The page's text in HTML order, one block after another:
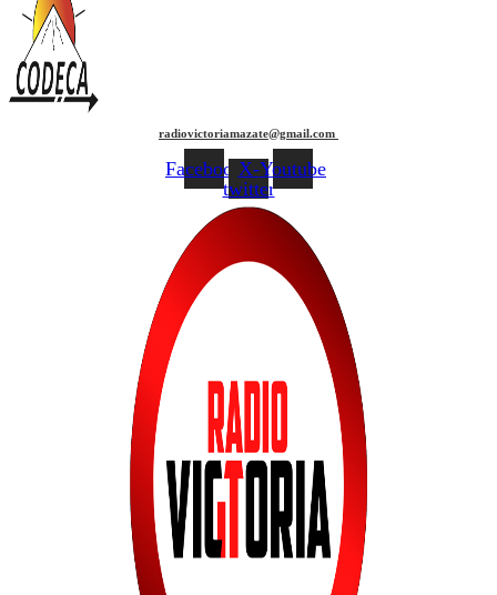
radiovictoriamazate@gmail.com
FacebookX-
twitter
Youtube